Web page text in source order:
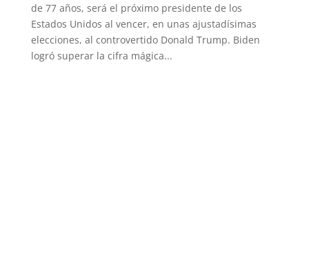
de 77 años, será el próximo presidente de los
Estados Unidos al vencer, en unas ajustadísimas
elecciones, al controvertido Donald Trump. Biden
logró superar la cifra mágica...